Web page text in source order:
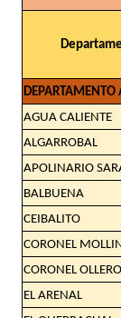
DEPARTAMENTO
AGUA CALIENTE
ALGARROBAL
APOLINARIO
BALBUENA
CEIBALITO
CORONEL
CORONEL
EL ARENAL